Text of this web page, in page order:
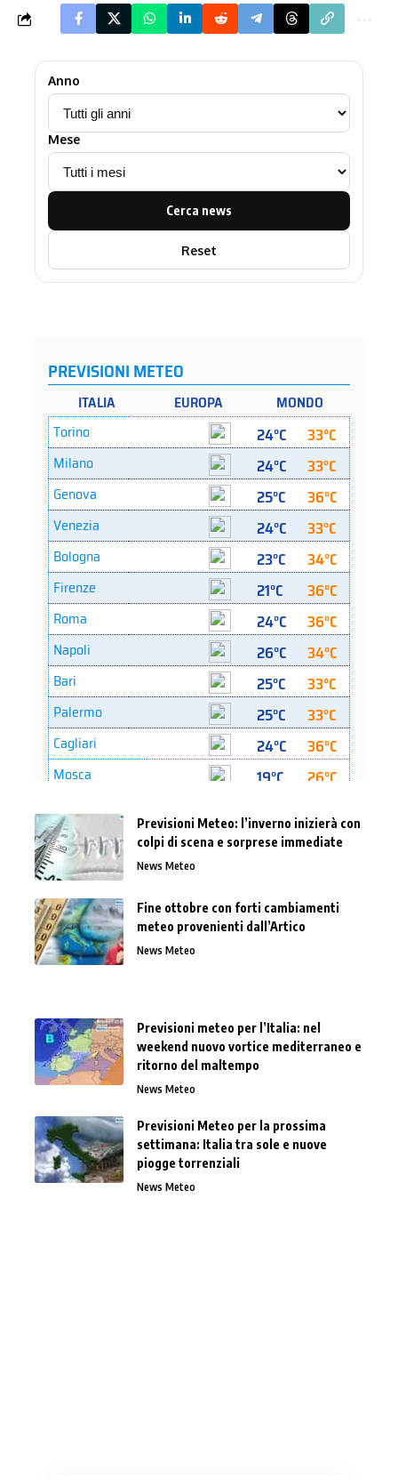
Anno
Mese
Cerca news
Reset
Previsioni Meteo: l’inverno inizierà con
colpi di scena e sorprese immediate
News Meteo
Fine ottobre con forti cambiamenti
meteo provenienti dall’Artico
News Meteo
Previsioni meteo per l’Italia: nel
weekend nuovo vortice mediterraneo e
ritorno del maltempo
News Meteo
Previsioni Meteo per la prossima
settimana: Italia tra sole e nuove
piogge torrenziali
News Meteo